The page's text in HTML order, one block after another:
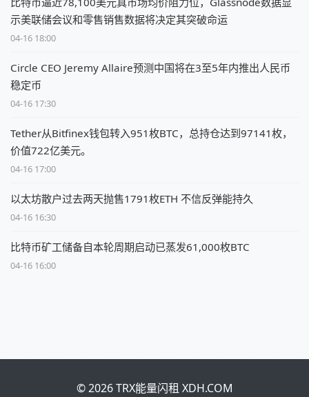
示美联储会议和零售销售数据将决定其突破命运
04-16 18:00
Circle CEO Jeremy Allaire预测中国将在3至5年内推出人民币
稳定币
04-16 17:30
Tether从Bitfinex钱包转入951枚BTC，总持仓达到97141枚，
价值722亿美元。
04-16 17:00
以太坊散户过去两天抛售1791枚ETH 不信反弹能持久
04-16 16:30
比特币矿工储备自本轮周期启动已蒸发61,000枚BTC
04-16 16:00
© 2026 TRX能量闪租 XDH.COM